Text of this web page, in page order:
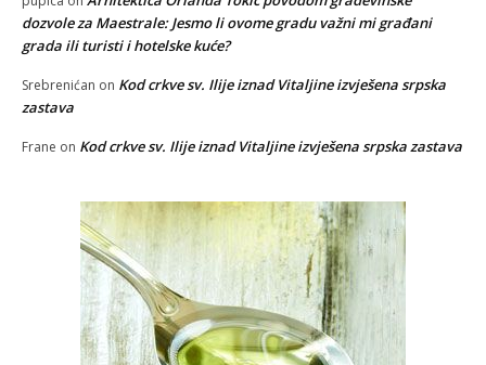
dozvole za Maestrale: Jesmo li ovome gradu važni mi građani
grada ili turisti i hotelske kuće?
Srebrenićan on Kod crkve sv. Ilije iznad Vitaljine izvješena srpska
zastava
Frane on Kod crkve sv. Ilije iznad Vitaljine izvješena srpska zastava